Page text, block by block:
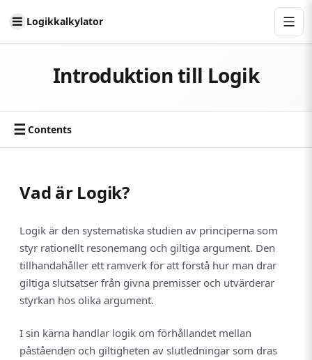
Logikkalkylator
Introduktion till Logik
☰ Contents
Vad är Logik?
Logik är den systematiska studien av principerna som
styr rationellt resonemang och giltiga argument. Den
tillhandahåller ett ramverk för att förstå hur man drar
giltiga slutsatser från givna premisser och utvärderar
styrkan hos olika argument.
I sin kärna handlar logik om förhållandet mellan
påståenden och giltigheten av slutledningar som dras